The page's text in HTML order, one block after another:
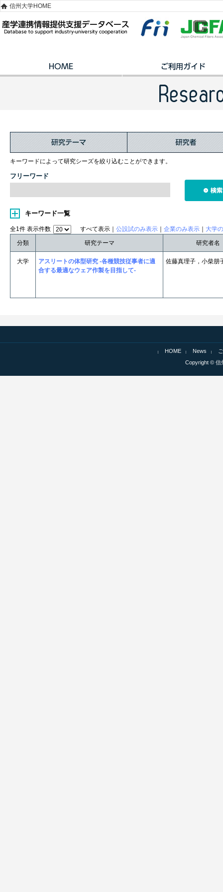
信州大学HOME
キーワードによって研究シーズを絞り込むことができます。
フリーワード
キーワード一覧
全1件 表示件数 すべて表示｜ 公設試のみ表示 企業のみ表示
大学
分類
研究テーマ 研究者名
大学
アスリートの体型研究 -各種競技従事者に適
合する最適なウェア作製を目指して-
佐藤真理子，小柴朋
HOME News
Copyright © 信